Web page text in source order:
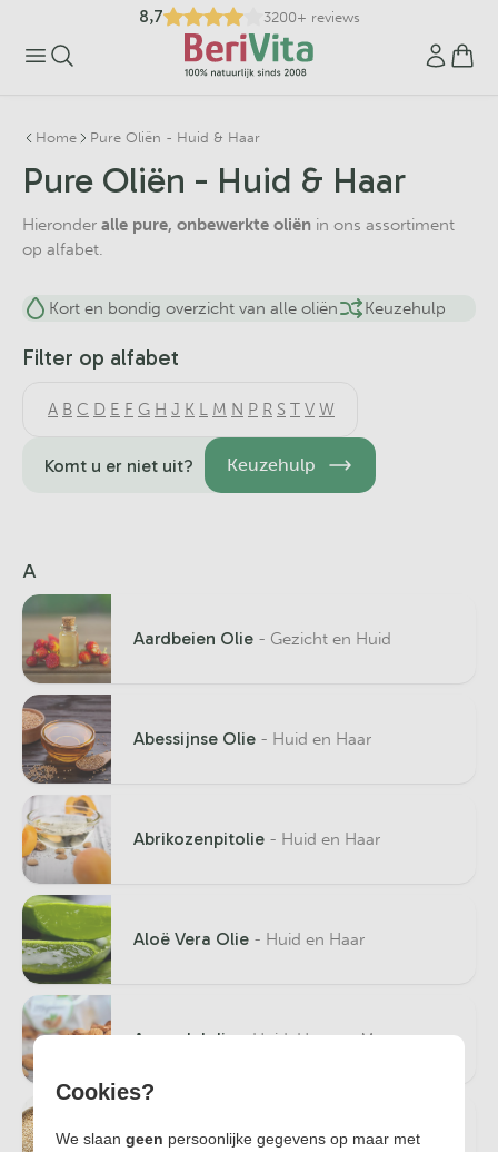
8,7 3200+ reviews
Home Pure Oliën - Huid & Haar
Pure Oliën - Huid & Haar
Hieronder alle pure, onbewerkte oliën in ons assortiment
op alfabet.
Kort en bondig overzicht van alle oliën Keuzehulp
Filter op alfabet
A B C D E F G H J K L M N P R S T V W
Komt u er niet uit? Keuzehulp
A
Aardbeien Olie - Gezicht en Huid
Abessijnse Olie - Huid en Haar
Abrikozenpitolie - Huid en Haar
Aloë Vera Olie - Huid en Haar
Amandelolie- Huid, Haar en Massage
Amarant Olie- Huid en Haar
Cookies?
We slaan geen persoonlijke gegevens op maar met